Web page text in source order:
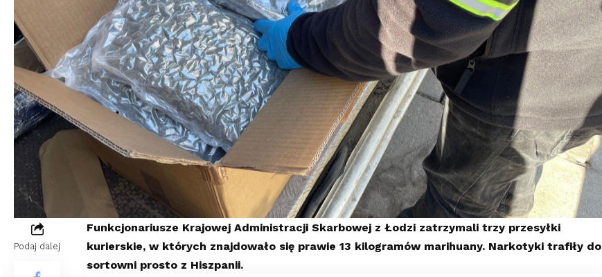
Podaj dalej
Funkcjonariusze Krajowej Administracji Skarbowej z Łodzi zatrzymali trzy przesyłki
kurierskie, w których znajdowało się prawie 13 kilogramów marihuany. Narkotyki trafiły do
sortowni prosto z Hiszpanii.